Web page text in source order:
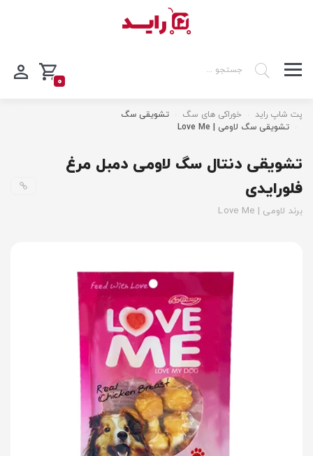
0
پت شاپ راید خوراکی های سگ
تشویقی سگ
تشویقی سگ لاومی | Love Me
تشویقی دنتال سگ لاومی دمبل مرغ
فلورایدی
برند لاومی | Love Me